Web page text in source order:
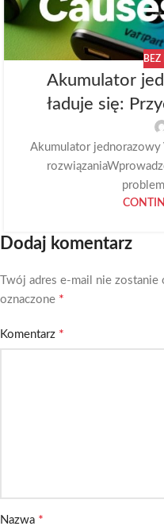
BEZ
Akumulator
ładuje się:
Akumulator jednorazowy
Dodaj komentarz
Twój adres e-mail nie zostanie
oznaczone *
Komentarz *
Nazwa *